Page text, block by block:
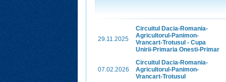
29.11.2025
Circuitul Dacia-Romania-
Agricultorul-Panimon-
Vrancart-Trotusul - Cupa
Unirii-Primaria Onesti-Primar
07.02.2026
Circuitul Dacia-Romania-
Agricultorul-Panimon-
Vrancart-Trotusul